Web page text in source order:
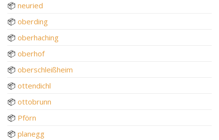
📦 neuried
📦 oberding
📦 oberhaching
📦 oberhof
📦 oberschleißheim
📦 ottendichl
📦 ottobrunn
📦 Pförn
📦 planegg